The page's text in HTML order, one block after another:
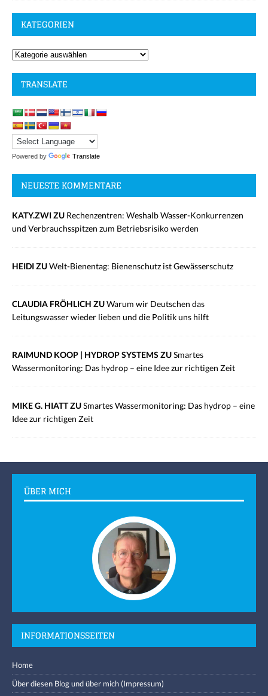
KATEGORIEN
TRANSLATE
Powered by Translate
NEUESTE KOMMENTARE
KATY.ZWI ZU Rechenzentren: Weshalb Wasser-Konkurrenzen
und Verbrauchsspitzen zum Betriebsrisiko werden
HEIDI ZUWelt-Bienentag: Bienenschutz ist Gewässerschutz
CLAUDIA FRÖHLICH ZUWarum wir Deutschen das
Leitungswasser wieder lieben und die Politik uns hilft
RAIMUND KOOP | HYDROP SYSTEMS ZUSmartes
Wassermonitoring: Das hydrop – eine Idee zur richtigen Zeit
MIKE G. HIATT ZUSmartes Wassermonitoring: Das hydrop – eine
Idee zur richtigen Zeit
ÜBER MICH
INFORMATIONSSEITEN
Home
Über diesen Blog und über mich (Impressum)